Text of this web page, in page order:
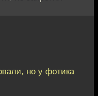
но у фотика